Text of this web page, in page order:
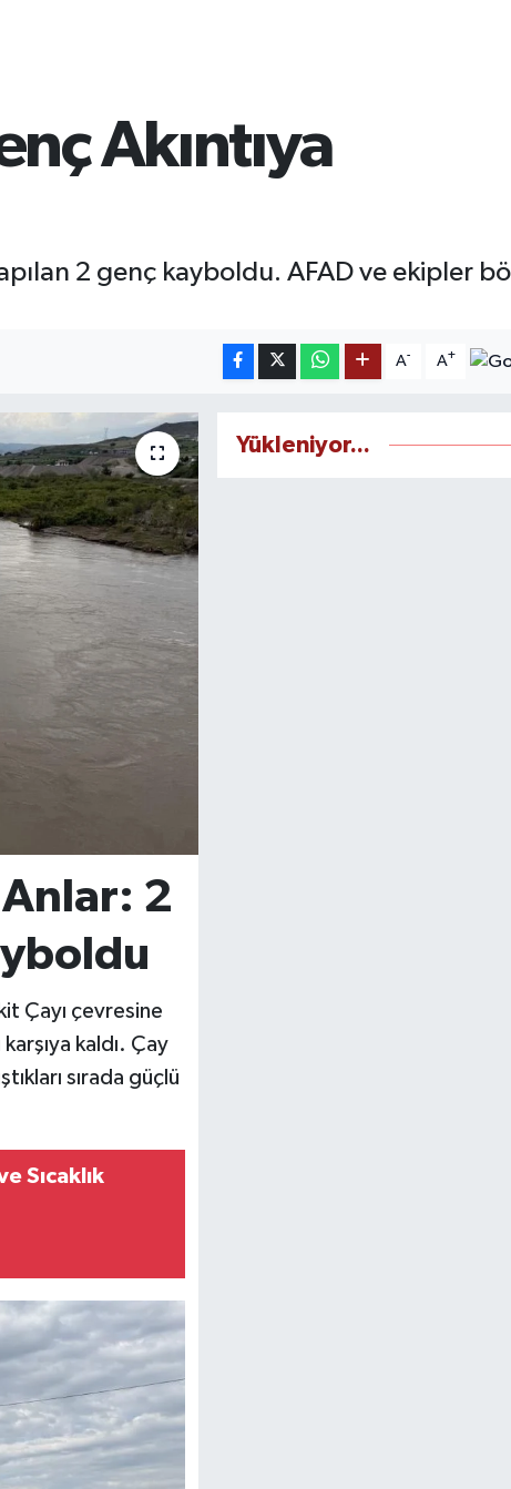
Akıntıya
2 genç kayboldu. AFAD ve ekipler
A- A+
Anlar: 2
Çayı çevresine
kaldı. Çay
sırada güçlü
Sıcaklık
Yükleniyor...